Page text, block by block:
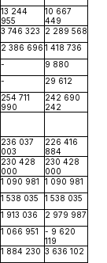
13 244
955
10 667
449
3 746 323
2 289 568
2 386 696 1 418 736
-
9 880
-
29 612
254 711
990
242 690
242
236 037
003
226 416
884
230 428
000
230 428
000
1 090 981
1 090 981
1 538 035
1 538 035
1 913 036
2 979 987
1 066 951
- 9 620
119
1 884 230 3 636 102